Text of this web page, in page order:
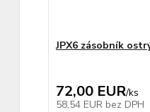
JPX6 zásobník
72,00 EUR/ks
58,54 EUR bez DPH